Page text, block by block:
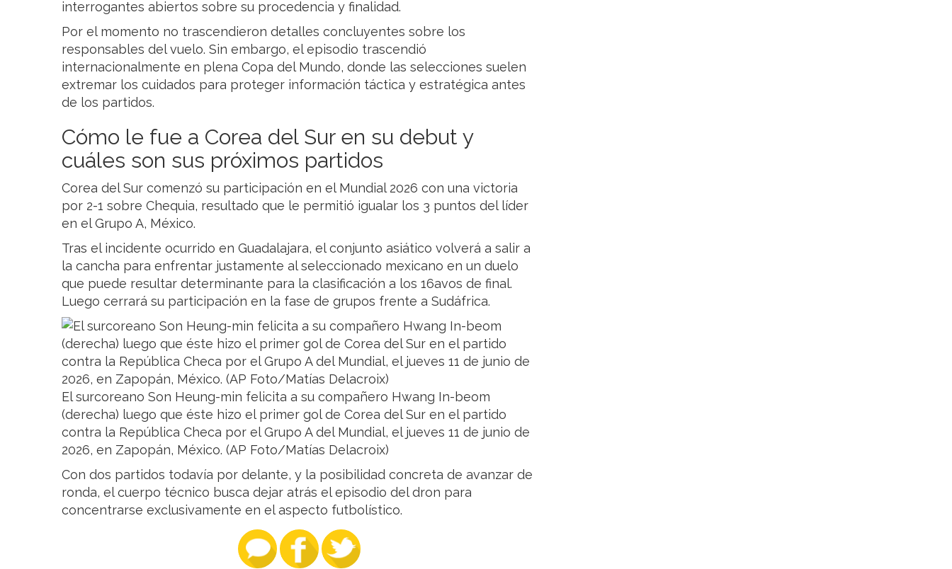
interrogantes abiertos sobre su procedencia y finalidad.
Por el momento no trascendieron detalles concluyentes sobre los
responsables del vuelo. Sin embargo, el episodio trascendió
internacionalmente en plena Copa del Mundo, donde las selecciones suelen
extremar los cuidados para proteger información táctica y estratégica antes
de los partidos.
Cómo le fue a Corea del Sur en su debut y
cuáles son sus próximos partidos
Corea del Sur comenzó su participación en el Mundial 2026 con una victoria
por 2-1 sobre Chequia, resultado que le permitió igualar los 3 puntos del líder
en el Grupo A, México.
Tras el incidente ocurrido en Guadalajara, el conjunto asiático volverá a salir a
la cancha para enfrentar justamente al seleccionado mexicano en un duelo
que puede resultar determinante para la clasificación a los 16avos de final.
Luego cerrará su participación en la fase de grupos frente a Sudáfrica.
El surcoreano Son Heung-min felicita a su compañero Hwang In-beom
(derecha) luego que éste hizo el primer gol de Corea del Sur en el partido
contra la República Checa por el Grupo A del Mundial, el jueves 11 de junio de
2026, en Zapopán, México. (AP Foto/Matías Delacroix)
Con dos partidos todavía por delante, y la posibilidad concreta de avanzar de
ronda, el cuerpo técnico busca dejar atrás el episodio del dron para
concentrarse exclusivamente en el aspecto futbolístico.